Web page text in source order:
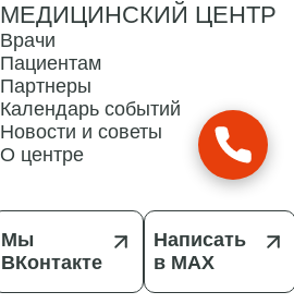
МЕДИЦИНСКИЙ ЦЕНТР
Врачи
Пациентам
Партнеры
Календарь событий
Новости и советы
О центре
Мы
ВКонтакте
Написать
в MAX